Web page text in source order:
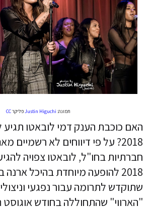
תמונה: Justin HiguchiפליקרCC
האם כוכבת הענק דמי לובאטו תגיע
2018? על פי דיווחים לא רשמיים
חברתיות בחו"ל, לובאטו צפויה
2018 להופעה מיוחדת בהיכל ארנה
שתוקדש לתרומה עבור נפגעי
"הארווי" שהתחוללה בחודש